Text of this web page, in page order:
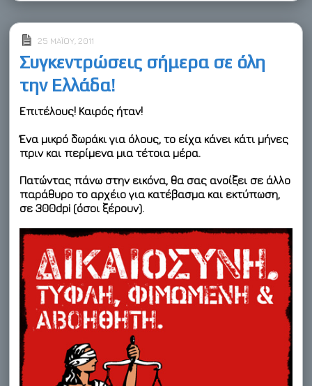
25 ΜΑΪ́ΟΥ, 2011
Συγκεντρώσεις σήμερα σε όλη
την Ελλάδα!
Επιτέλους! Καιρός ήταν!
Ένα μικρό δωράκι για όλους, το είχα κάνει κάτι μήνες
πριν και περίμενα μια τέτοια μέρα.
Πατώντας πάνω στην εικόνα, θα σας ανοίξει σε άλλο
παράθυρο το αρχέιο για κατέβασμα και εκτύπωση,
σε 300dpi (όσοι ξέρουν).